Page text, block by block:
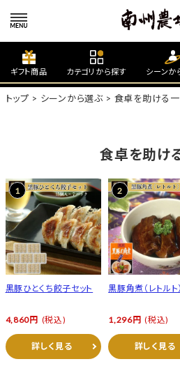
ギフト商品 カテゴリから探す シーンか
トップ シーンから選ぶ 食卓を助ける
食卓を助け
黒豚ひとくち餃子セット
4,860円 (税込)
詳しく見る
黒豚角煮（レトル
1,296円 (税込)
詳しく見る